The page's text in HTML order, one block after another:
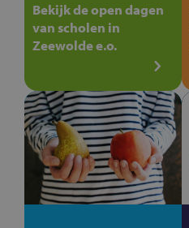
Bekijk de open dagen
van scholen in
Zeewolde e.o.